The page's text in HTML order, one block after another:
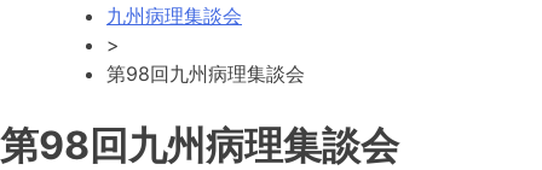
九州病理集談会
>
第98回九州病理集談会
第98回九州病理集談会